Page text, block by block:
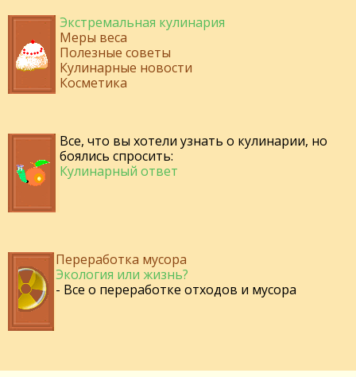
Экстремальная кулинария
Меры веса
Полезные советы
Кулинарные новости
Косметика
Все, что вы хотели узнать о кулинарии, но
боялись спросить:
Кулинарный ответ
Переработка мусора
Экология или жизнь?
- Все о переработке отходов и мусора